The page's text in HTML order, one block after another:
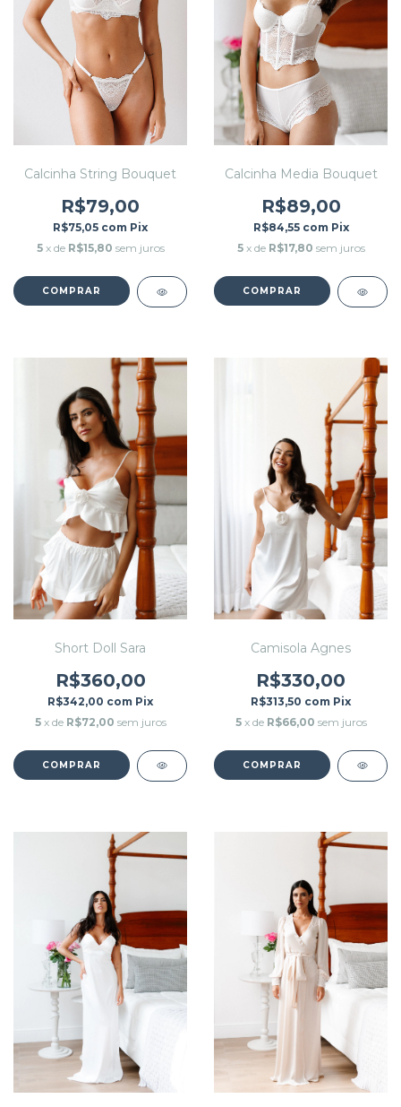
Calcinha String Bouquet
R$79,00
R$75,05 com Pix
5 x de R$15,80 sem juros
COMPRAR
Calcinha Media Bouquet
R$89,00
R$84,55 com Pix
5 x de R$17,80 sem juros
COMPRAR
Short Doll Sara
R$360,00
R$342,00 com Pix
5 x de R$72,00 sem juros
COMPRAR
Camisola Agnes
R$330,00
R$313,50 com Pix
5 x de R$66,00 sem juros
COMPRAR